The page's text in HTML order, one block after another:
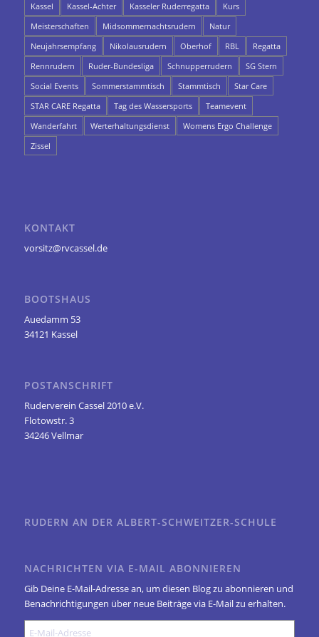
Kassel
Kassel-Achter Kasseler Ruderregatta
Kurs
Meisterschaften
Midsommernachtsrudern
Natur
Neujahrsempfang
Nikolausrudern Oberhof RBL
Regatta
Rennrudern
Ruder-Bundesliga Schnupperrudern
SG Stern
Social Events
Sommerstammtisch Stammtisch
Star Care
STAR CARE Regatta
Tag des Wassersports
Teamevent
Wanderfahrt
Werterhaltungsdienst
Womens Ergo Challenge
Zissel
KONTAKT
vorsitz@rvcassel.de
BOOTSHAUS
Auedamm 53
34121 Kassel
POSTANSCHRIFT
Ruderverein Cassel 2010 e.V.
Flotowstr. 3
34246 Vellmar
RUDERN AN DER ALBERT-SCHWEITZER-SCHULE
NACHRICHTEN VIA E-MAIL ABONNIEREN
Gib Deine E-Mail-Adresse an, um diesen Blog zu abonnieren und
Benachrichtigungen über neue Beiträge via E-Mail zu erhalten.